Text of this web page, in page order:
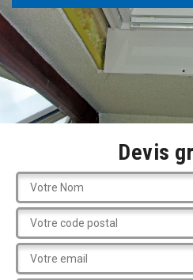
Devis